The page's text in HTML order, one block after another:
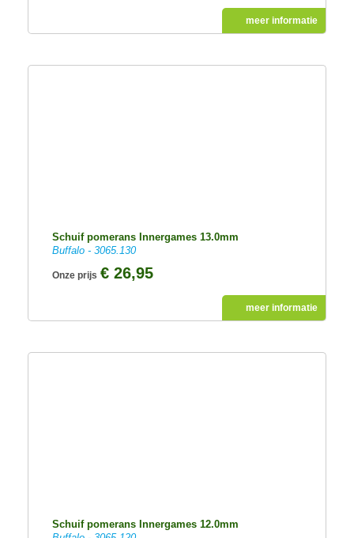
meer informatie
Schuif pomerans Innergames 13.0mm
Buffalo - 3065.130
Onze prijs € 26,95
meer informatie
Schuif pomerans Innergames 12.0mm